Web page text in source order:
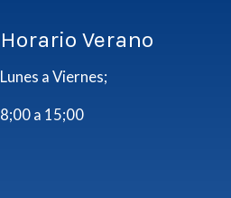
Horario Verano
Lunes a Viernes;
8;00 a 15;00